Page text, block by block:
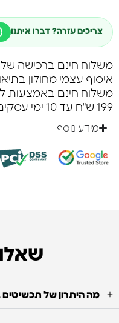
צריכים עזרה? דברו איתנו
משלוח חינם ברכישה של מעל 350 ש"ח עד 10
איסוף עצמי מחולון
199 ש"ח עד 10 ימי עסקים.
מידע נוסף
מה היתרון של תכשיטים